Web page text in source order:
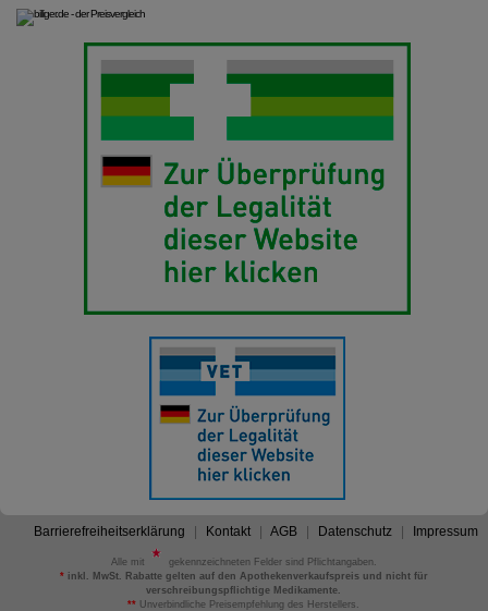
Barrierefreiheitserklärung Kontakt AGB Datenschutz Impressum
Alle mit
gekennzeichneten Felder sind Pflichtangaben.
*inkl. MwSt. Rabatte gelten auf den Apothekenverkaufspreis und nicht für
verschreibungspflichtige Medikamente.
** Unverbindliche Preisempfehlung des Herstellers.